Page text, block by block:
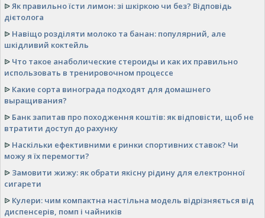
ᐉЯк правильно їсти лимон: зі шкіркою чи без? Відповідь
дієтолога
ᐉ Навіщо розділяти молоко та банан: популярний, але
шкідливий коктейль
ᐉ Что такое анаболические стероиды и как их правильно
использовать в тренировочном процессе
ᐉ Какие сорта винограда подходят для домашнего
выращивания?
ᐉ Банк запитав про походження коштів: як відповісти, щоб не
втратити доступ до рахунку
ᐉ Наскільки ефективними є ринки спортивних ставок? Чи
можу я їх перемогти?
ᐉ Замовити жижу: як обрати якісну рідину для електронної
сигарети
ᐉ Кулери: чим компактна настільна модель відрізняється від
диспенсерів, помп і чайників